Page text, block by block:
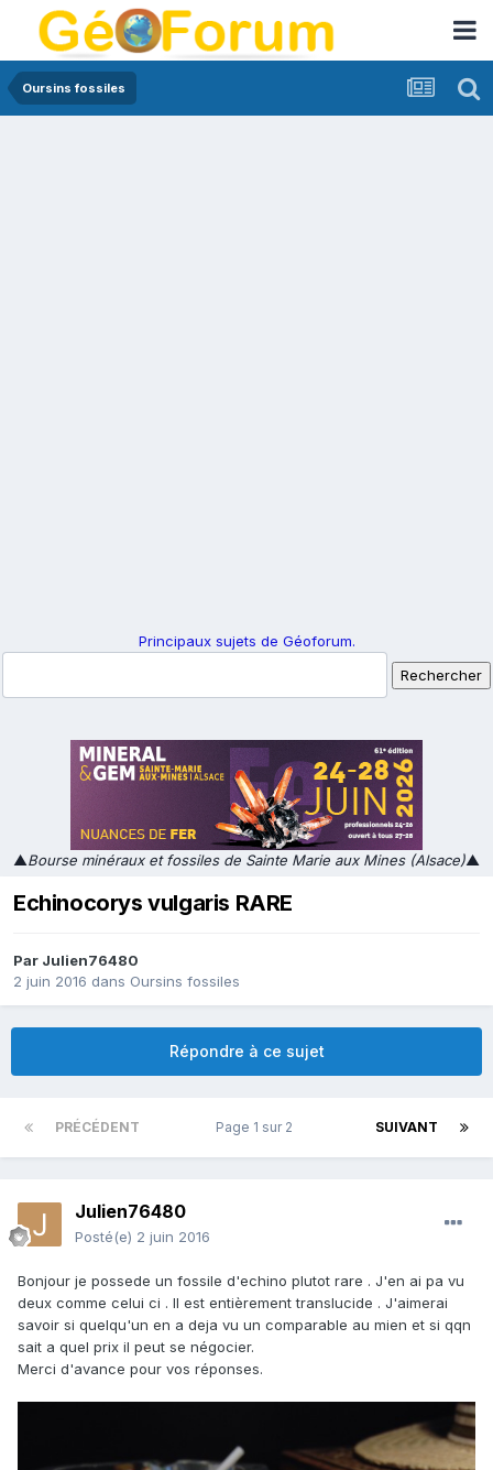
Oursins fossiles
Principaux sujets de Géoforum.
▲Bourse minéraux et fossiles de Sainte Marie aux Mines (Alsace)▲
Echinocorys vulgaris RARE
Par Julien76480
2 juin 2016 dans Oursins fossiles
Répondre à ce sujet
PRÉCÉDENT SUIVANT
Page 1 sur 2
Julien76480
Posté(e) 2 juin 2016
Bonjour je possede un fossile d'echino plutot rare . J'en ai pa vu
deux comme celui ci . Il est entièrement translucide . J'aimerai
savoir si quelqu'un en a deja vu un comparable au mien et si qqn
sait a quel prix il peut se négocier.
Merci d'avance pour vos réponses.